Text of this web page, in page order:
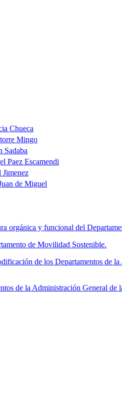
Chueca
Mingo
Sadaba
Paez Escamendi
Jimenez
de Miguel
orgánica y funcional del
de Movilidad Sostenible.
de los Departamentos de
de la Administración General de